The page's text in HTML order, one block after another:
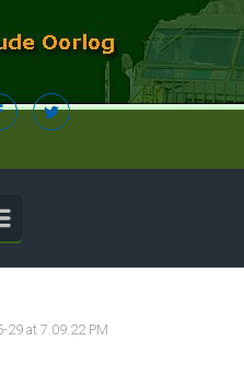
29 at 7.09.22 PM